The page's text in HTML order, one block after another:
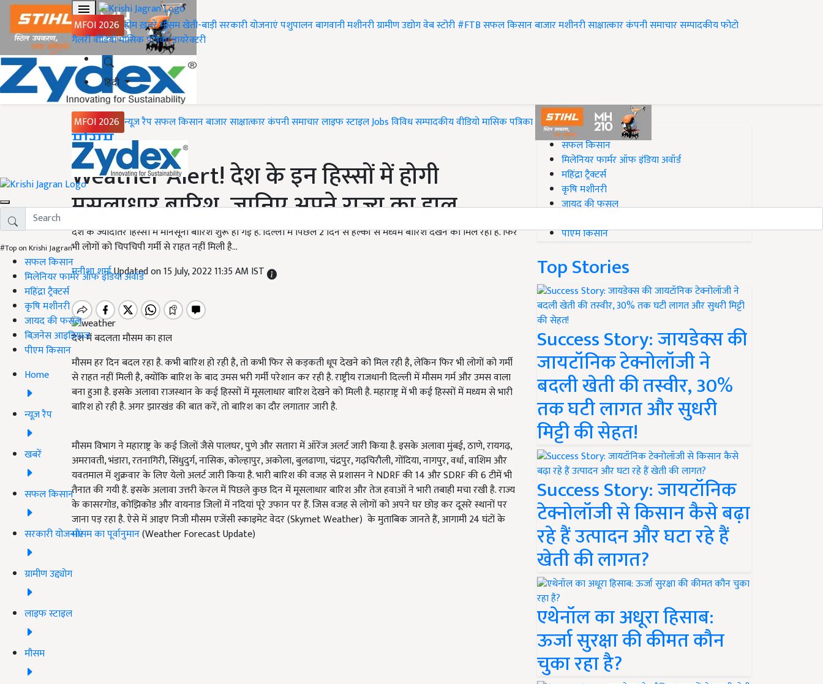
MFOI 2026 होमख़बरेंमौसमखेती-बाड़ीसरकारी योजनाएंपशुपालनबागवानीमशीनरीग्रामीण उद्योगवेब स्टोरी#FTBसफल किसानबाजारमशीनरीसाक्षात्कारकंपनी समाचारसम्पादकीयफोटो
गैलरीवीडियोमासिक पत्रिकाडायरेक्टरी
हिंदी
MFOI 2026 न्यूज़ रैपसफल किसानबाजारसाक्षात्कारकंपनी समाचारलाइफ स्टाइलJobsविविधसम्पादकीयवीडियोमासिक पत्रिका
#Top on Krishi Jagran
सफल किसान
मिलेनियर फार्मर ऑफ इंडिया अवॉर्ड
महिंद्रा ट्रैक्टर्स
कृषि मशीनरी
जायद की फसल
बिज़नेस आइडियाज
पीएम किसान
Home
न्यूज़ रैप
खबरें
सफल किसान
सरकारी योजनाएं
ग्रामीण उद्द्योग
लाइफ स्टाइल
मौसम
Home
मौसम
Weather Alert! देश के इन हिस्सों में होगी
मूसलाधार बारिश, जानिए अपने राज्य का हाल
देश के ज्यादातर हिस्सों में मानसूनी बारिश शुरू हो गई है. दिल्ली में पिछले 2 दिन से हल्की से मध्यम बारिश देखने को मिल रही है. फिर
भी लोगों को चिपचिपी गर्मी से राहत नहीं मिली है...
मनीशा शर्माUpdated on 15 July, 2022 11:35 AM IST
देश में बदलता मौसम का हाल
मौसम हर दिन बदल रहा है. कभी बारिश हो रही है, तो कभी फिर से कड़कती धूप देखने को मिल रही है, लेकिन फिर भी लोगों को गर्मी
से राहत नहीं मिली है, क्योंकि बारिश के बाद उमस भरी गर्मी परेशान कर रही है. राष्ट्रीय राजधानी दिल्ली में मौसम गर्म और उमस वाला
बना हुआ है. इसके अलावा राजस्थान के कई हिस्सों में मूसलाधार बारिश देखने को मिली है. महाराष्ट्र में भी कई हिस्सों में मध्यम से भारी
बारिश हो रही है. अगर झारखंड की बात करें, तो बारिश का दौर लगातार जारी है.
मौसम विभाग ने महाराष्ट्र के कई जिलों जैसे पालघर, पुणे और सतारा में ऑरेंज अलर्ट जारी किया है. इसके अलावा मुंबई, ठाणे, रायगढ़,
अमरावती, भंडारा, रतनागिरी, सिंधुदुर्ग, नासिक, कोल्हापुर, अकोला, बुलढाणा, चंद्रपुर, गढ़चिरौली, गोंदिया, नागपुर, वर्धा, वाशिम और
यवतमाल में शुक्रवार के लिए येलो अलर्ट जारी किया है. भारी बारिश की वजह से प्रशासन ने NDRF की 14 और SDRF की 6 टीमें भी
तैनात की गयी हैं. इसके अलावा उत्तरी केरल में पिछले कुछ दिन में मूसलाधार बारिश और तेज हवाओं ने भारी तबाही मचा रखी है. राज्य
के कासरगोड, कोझिकोड और वायनाड जिलों में नदियां पूरे उफान पर हैं. जिस वजह से लोगों को अपने घर छोड़ कर दूसरे स्थानों पर
जाना पड़ रहा है. ऐसे में आइए निजी मौसम एजेंसी स्काइमेट वेदर (Skymet Weather) के मुताबिक जानते हैं, आगामी 24 घंटों के
मौसम का पूर्वानुमान(Weather Forecast Update)
#Top on Krishi Jagran
सफल किसान
मिलेनियर फार्मर ऑफ इंडिया अवॉर्ड
महिंद्रा ट्रैक्टर्स
कृषि मशीनरी
जायद की फसल
पीएम किसान
Top Stories
Success Story: जायडेक्स की
जायटॉनिक टेक्नोलॉजी ने
बदली खेती की तस्वीर, 30%
तक घटी लागत और सुधरी
मिट्टी की सेहत!
Success Story: जायटॉनिक
टेक्नोलॉजी से किसान कैसे बढ़ा
रहे हैं उत्पादन और घटा रहे हैं
खेती की लागत?
एथेनॉल का अधूरा हिसाब:
ऊर्जा सुरक्षा की कीमत कौन
चुका रहा है?